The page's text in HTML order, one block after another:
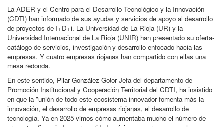
La ADER y el Centro para el Desarrollo Tecnológico y la Innovación
(CDTI) han informado de sus ayudas y servicios de apoyo al desarrollo
de proyectos de I+D+i. La Universidad de La Rioja (UR) y la
Universidad Internacional de La Rioja (UNIR) han presentado su oferta-
catálogo de servicios, investigación y desarrollo enfocado hacia las
empresas. Y cuatro empresas riojanas han compartido con ellas una
mesa redonda.
En este sentido, Pilar González Gotor Jefa del departamento de
Promoción Institucional y Cooperación Territorial del CDTI, ha insistido
en que la "unión de todo este ecosistema innovador fomenta más la
innovación, el desarrollo de empresas riojanas, el desarrollo de
tecnología. Ya en 2025 vimos cómo aumentaba mucho el número de